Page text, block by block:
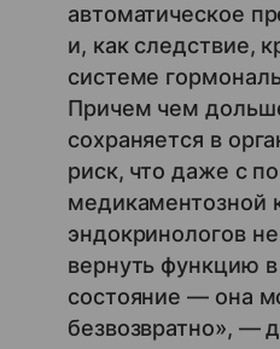
автоматическое
и, как следствие,
системе
Причем чем
сохраняется в
риск, что даже с
медикаментозной
эндокринологов
вернуть функцию
состояние — она
безвозвратно», —